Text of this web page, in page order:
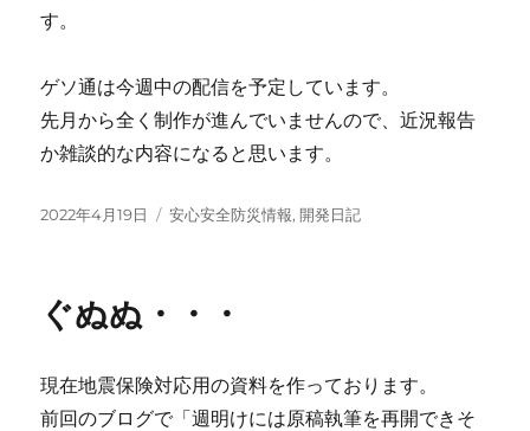
す。
ゲソ通は今週中の配信を予定しています。
先月から全く制作が進んでいませんので、近況報告
か雑談的な内容になると思います。
投
2022年4月19日
カ
安心安全防災情報, 開発日記
ぐぬぬ・・・
現在地震保険対応用の資料を作っております。
前回のブログで「週明けには原稿執筆を再開できそ